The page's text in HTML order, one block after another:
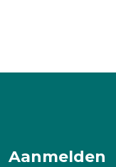
Aanmelden